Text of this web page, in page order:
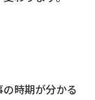
時期が分かる